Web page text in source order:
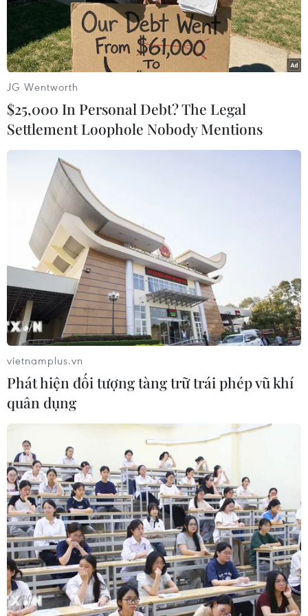
Bác sỹ vượt biển giữa đêm cứu
thuyền viên người Nga nghi bị đột
quỵ
Tháo gỡ "điểm nghẽn" dữ liệu: Bộ Y
tế tăng tốc chuyển đổi số toàn diện
04/08/2026 08:08
Bộ Y tế ban hành Kế hoạch dự phòng
thương tích giai đoạn 2026-2030
04/08/2026 07:41
Hệ thống y tế đa cực, đưa y tế đến
gần dân
04/08/2026 04:55
Bộ Y tế đề xuất 8 nhóm chính sách
trong sửa đổi Luật hiến, ghép mô,
tạng
03/08/2026 14:44
Quảng Ninh chấm dứt cơ sở giết mổ
động vật không đủ điều kiện trước
31/10
03/08/2026 11:31
JG Wentworth
$25,000 In Personal Debt? The Legal
Settlement Loophole Nobody Mentions
vietnamplus.vn
Phát hiện đối tượng tàng trữ trái phép vũ khí
quân dụng